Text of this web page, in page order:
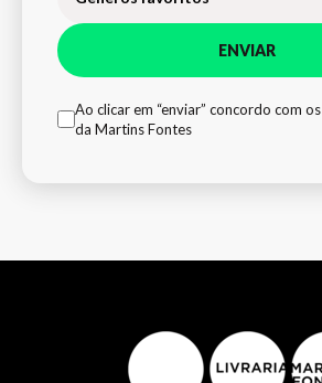
ENVIAR
Ao clicar em “enviar” concordo com os
da Martins Fontes